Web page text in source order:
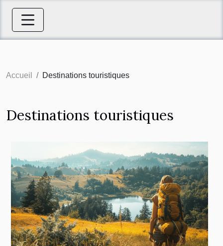
Accueil Destinations touristiques
Destinations touristiques